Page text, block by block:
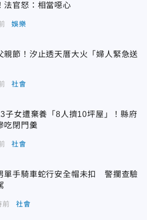
法官怒：相當噁心
娛樂
親節！汐止透天厝大火「婦人緊急送
社會
子女遭棄養「8人擠10坪屋」！縣府
吃閉門羹
社會
單手騎車蛇行安全帽未扣 警攔查驗
前 社會